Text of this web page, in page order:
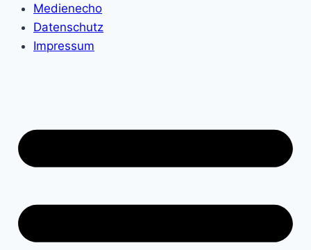
Medienecho
Datenschutz
Impressum